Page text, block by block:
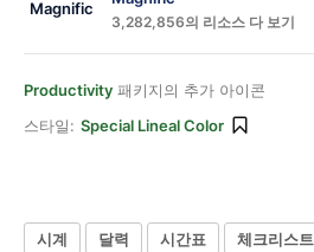
3,282,856의 리소스 다 보기
Productivity 패키지의 추가 아이콘
스타일: Special Lineal Color
시계 달력 시간표 체크리스트